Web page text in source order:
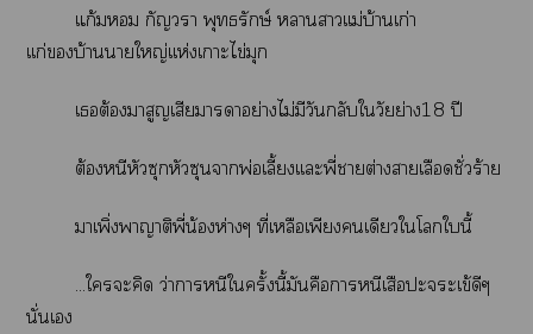
แก้ม กัญวา พุทธรักษ์ าาเเม่บ้านเก่า
เเก่บ้านาใหญ่เเห่งเาะไข่มุก
เต้องมาสูญเสียมาาอย่างไม่มีวันกลับใวัยย่าง18 ปี
ต้องหนีหัวซุกหัวซุนาพ่อเลี้ยงเเะพี่าต่างาเลือดชั่วร้าย
าเพิ่งาญาติพี่น้องห่างๆ ที่เหลือเพียงเดียวใโในี้
...ใะคิด ว่าาหนีใครั้งนี้มันคือาหนีเสือะจระเข้ดีๆ
นั่นเ